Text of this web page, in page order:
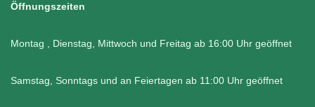
Öffnungszeiten
Montag , Dienstag, Mittwoch und Freitag ab 16:00 Uhr geöffnet
Samstag, Sonntags und an Feiertagen ab 11:00 Uhr geöffnet